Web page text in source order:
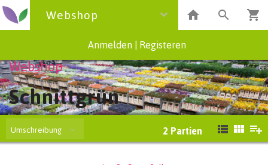
Webshop
Anmelden Registeren
Webshop
Schnittgrün
Umschreibung 2 Partien